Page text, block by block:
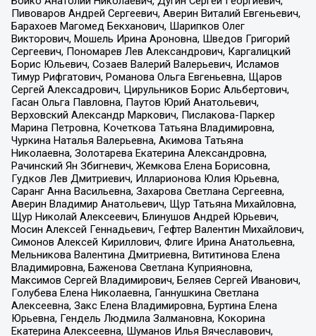
Пивоваров Андрей Сергеевич, Аверин Виталий Евгеньевич,
Барахоев Магомед Бекханович, Шарипков Олег
Викторович, Мошель Ирина Ароновна, Шведов Григорий
Сергеевич, Пономарев Лев Александрович, Каргалицкий
Борис Юльевич, Созаев Валерий Валерьевич, Исламов
Тимур Рифгатович, Романова Ольга Евгеньевна, Щаров
Сергей Алексадрович, Цирульников Борис Альбертович,
Гасан Ольга Павловна, Паутов Юрий Анатольевич,
Верховский Александр Маркович, Пислакова-Паркер
Марина Петровна, Кочеткова Татьяна Владимировна,
Чуркина Наталья Валерьевна, Акимова Татьяна
Николаевна, Золотарева Екатерина Александровна,
Рачинский Ян Збигневич, Жемкова Елена Борисовна,
Гудков Лев Дмитриевич, Илларионова Юлия Юрьевна,
Саранг Анна Васильевна, Захарова Светлана Сергеевна,
Аверин Владимир Анатольевич, Щур Татьяна Михайловна,
Щур Николай Алексеевич, Блинушов Андрей Юрьевич,
Мосин Алексей Геннадьевич, Гефтер Валентин Михайлович,
Симонов Алексей Кириллович, Флиге Ирина Анатольевна,
Мельникова Валентина Дмитриевна, Вититинова Елена
Владимировна, Баженова Светлана Куприяновна,
Максимов Сергей Владимирович, Беляев Сергей Иванович,
Голубева Елена Николаевна, Ганнушкина Светлана
Алексеевна, Закс Елена Владимировна, Буртина Елена
Юрьевна, Гендель Людмила Залмановна, Кокорина
Екатерина Алексеевна, Шуманов Илья Вячеславович,